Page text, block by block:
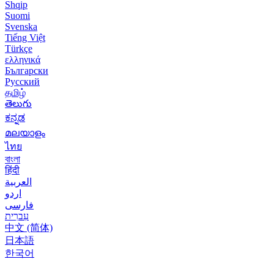
Shqip
Suomi
Svenska
Tiếng Việt
Türkçe
ελληνικά
Български
Русский
தமிழ்
తెలుగు
ಕನ್ನಡ
മലയാളം
ไทย
বাংলা
हिंदी
العربية
اردو
فارسی
עִברִית
中文 (简体)
日本語
한국어